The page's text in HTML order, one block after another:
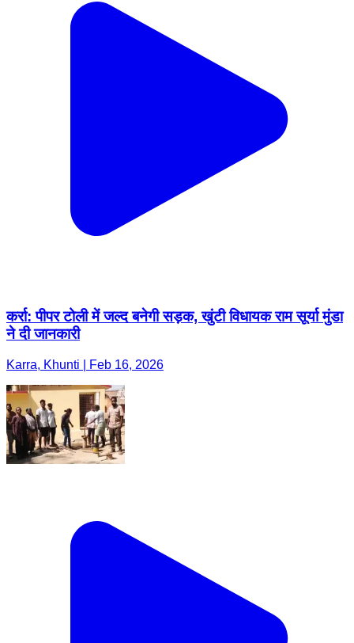
कर्रा: पीपर टोली में जल्द बनेगी सड़क, खुंटी विधायक राम सूर्या मुंडा
ने दी जानकारी
Karra, Khunti | Feb 16, 2026